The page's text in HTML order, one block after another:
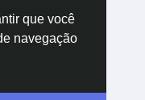
que você
navegação